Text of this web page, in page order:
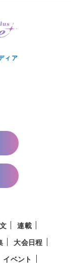
ィア
連載
大会日程
イベント